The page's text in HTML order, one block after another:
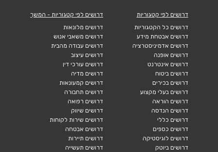
דרושים לפי קטגוריות
דרושים כל הקטגוריות
דרושים אבטחת מידע
דרושים אדמיניסטרציה
דרושים אופנה
דרושים אינטרנט
דרושים ביטוח
דרושים בכירים
דרושים בעלי מקצוע
דרושים הוראה
דרושים הנדסה
דרושים כללי
דרושים כספים
דרושים לוגיסטיקה
דרושים ביוטק
דרושים לפי קטגוריות - המשך
דרושים מלונאות
דרושים משאבי אנוש
דרושים עבודה מהבית
דרושים עיצוב
דרושים עורכי דין
דרושים מדיה
דרושים קמעונאות
דרושים תחבורה
דרושים רפואה
דרושים שיווק
דרושים שירות לקוחות
דרושים אבטחה
דרושים תיירות
דרושים תעשייה